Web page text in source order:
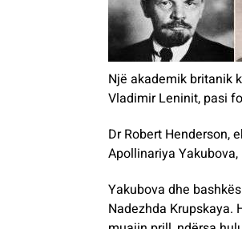
Një akademik britanik
Vladimir Leninit, pasi
Dr Robert Henderson,
Apollinariya
Yakubova dhe
Nadezhda Krupskaya.